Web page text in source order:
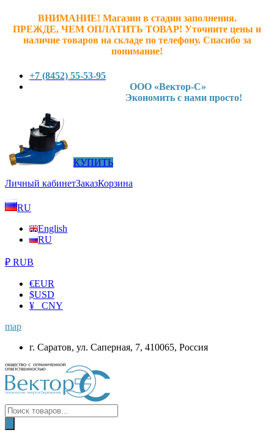
ВНИМАНИЕ! Магазин в стадии заполнения.
ПРЕЖДЕ, ЧЕМ ОПЛАТИТЬ ТОВАР! Уточните цены и
наличие товаров на складе по телефону. Спасибо за
понимание!
+7 (8452) 55-53-95
ООО «Вектор-С»
Экономить с нами просто!
КУПИТЬ
Личный кабинетЗаказКорзина
RU
English
RU
₽ RUB
€EUR
$USD
¥ CNY
map
г. Саратов, ул. Саперная, 7, 410065, Россия